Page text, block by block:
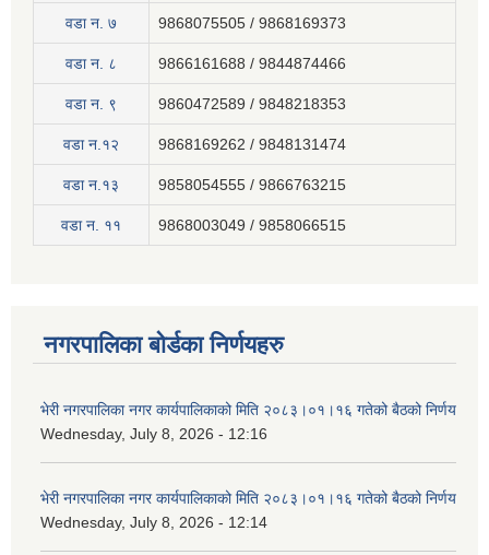
वडा न. ७ 9868075505 / 9868169373
वडा न. ८ 9866161688 / 9844874466
वडा न. ९ 9860472589 / 9848218353
वडा न.१२ 9868169262 / 9848131474
वडा न.१३ 9858054555 / 9866763215
वडा न‍. ११ 9868003049 / 9858066515
नगरपालिका बोर्डका निर्णयहरु
भेरी नगरपालिका नगर कार्यपालिकाको मिति २०८३।०१।१६ गतेको बैठको निर्णय
Wednesday, July 8, 2026 - 12:16
भेरी नगरपालिका नगर कार्यपालिकाको मिति २०८३।०१।१६ गतेको बैठको निर्णय
Wednesday, July 8, 2026 - 12:14